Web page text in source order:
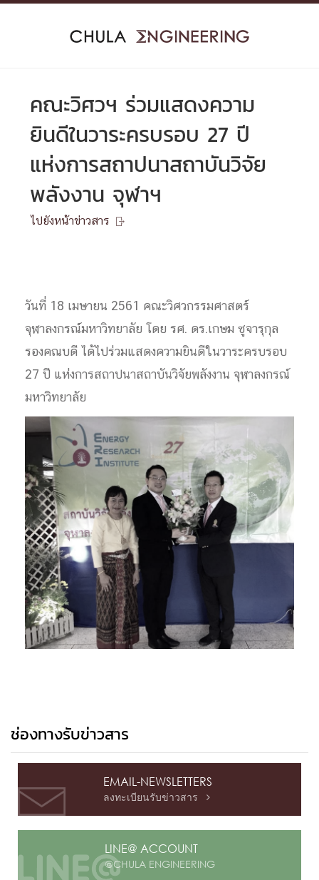
Skip
คณะวิศวฯ ร่วมแสดงความ
ยินดีในวาระครบรอบ 27 ปี
แห่งการสถาปนาสถาบันวิจัย
พลังงาน จุฬาฯ
ไปยังหน้าข่าวสาร 
วันที่ 18 เมษายน 2561 คณะวิศวกรรมศาสตร์
จุฬาลงกรณ์มหาวิทยาลัย โดย รศ. ดร.เกษม ชูจารุกุล
รองคณบดี ได้ไปร่วมแสดงความยินดีในวาระครบรอบ
27 ปี แห่งการสถาปนาสถาบันวิจัยพลังงาน จุฬาลงกรณ์
มหาวิทยาลัย
ช่องทางรับข่าวสาร
EMAIL-NEWSLETTERS
ลงทะเบียนรับข่าวสาร 
LINE@ ACCOUNT
@CHULA ENGINEERING